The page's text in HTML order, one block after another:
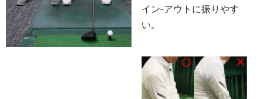
イン‐アウトに振りやす
い。